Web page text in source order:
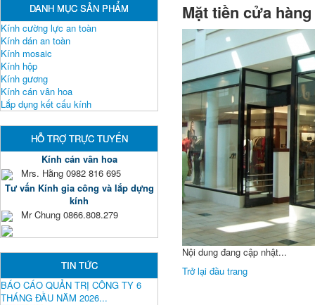
DANH MỤC SẢN PHẨM
Kính cường lực an toàn
Kính dán an toàn
Kính mosaic
Kính hộp
Kính gương
Kính cán vân hoa
Lắp dụng kết cấu kính
HỖ TRỢ TRỰC TUYẾN
Kính cán vân hoa
Mrs. Hằng 0982 816 695
Tư vấn Kính gia công và lắp dựng
kính
Mr Chung 0866.808.279
TIN TỨC
BÁO CÁO QUẢN TRỊ CÔNG TY 6
THÁNG ĐẦU NĂM 2026...
Mặt tiền cửa hàng
Nội dung đang cập nhật...
Trở lại đầu trang